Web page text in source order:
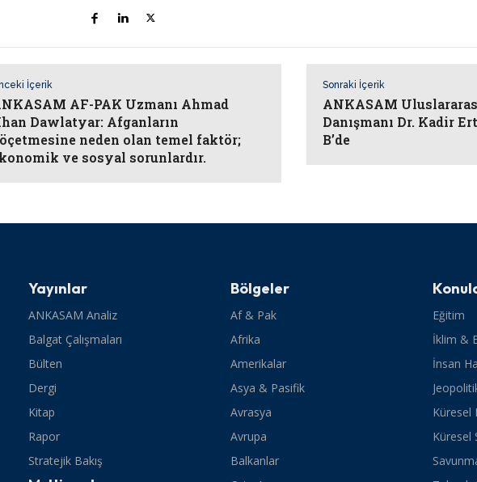
İçerik
AF-PAK Uzmanı Ahmad
Dawlatyar: Afganların
neden olan temel faktör;
ve sosyal sorunlardır.
Sonraki İçerik
ANKASAM
Danışmanı Dr. Kadir
B’de
Yayınlar
ANKASAM Analiz
Balgat Çalışmaları
Bülten
Dergi
Kitap
Rapor
Stratejik Bakış
Bölgeler
Af & Pak
Afrika
Amerikalar
Asya & Pasifik
Avrasya
Avrupa
Balkanlar
Eğitim
İklim &
İnsan
Küresel
Küresel